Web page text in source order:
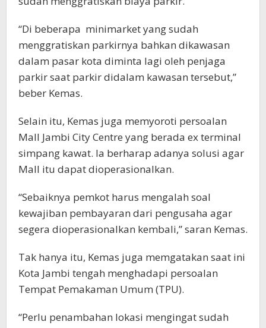
“Di beberapa minimarket yang sudah
menggratiskan parkirnya bahkan dikawasan
dalam pasar kota diminta lagi oleh penjaga
parkir saat parkir didalam kawasan tersebut,”
beber Kemas.
Selain itu, Kemas juga memyoroti persoalan
Mall Jambi City Centre yang berada ex terminal
simpang kawat. Ia berharap adanya solusi agar
Mall itu dapat dioperasionalkan.
“Sebaiknya pemkot harus mengalah soal
kewajiban pembayaran dari pengusaha agar
segera dioperasionalkan kembali,” saran Kemas.
Tak hanya itu, Kemas juga memgatakan saat ini
Kota Jambi tengah menghadapi persoalan
Tempat Pemakaman Umum (TPU).
“Perlu penambahan lokasi mengingat sudah